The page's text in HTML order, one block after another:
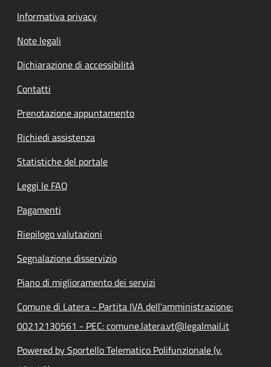
Informativa privacy
Note legali
Dichiarazione di accessibilità
Contatti
Prenotazione appuntamento
Richiedi assistenza
Statistiche del portale
Leggi le FAQ
Pagamenti
Riepilogo valutazioni
Segnalazione disservizio
Piano di miglioramento dei servizi
Comune di Latera - Partita IVA dell'amministrazione:
00212130561 - PEC: comune.latera.vt@legalmail.it
Powered by Sportello Telematico Polifunzionale (v.